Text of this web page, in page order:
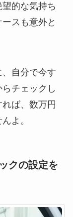
望的な気持ち
スも意外と
自分で今す
チェックし
ば、数万円
よ。
クの設定を